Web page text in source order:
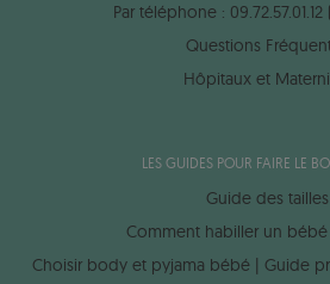
Par téléphone : 09.72.57.01.12
Questions
Hôpitaux et
LES GUIDES POUR FAIRE LE
Guide des tailles
Comment habiller un
Choisir body et pyjama bébé | Guide